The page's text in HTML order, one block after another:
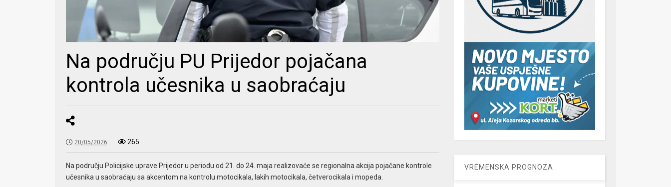
Na području PU Prijedor pojačana
kontrola učesnika u saobraćaju
20/05/2026 265
Na području Policijske uprave Prijedor u periodu od 21. do 24. maja realizovaće se regionalna akcija pojačane kontrole
učesnika u saobraćaju sa akcentom na kontrolu motocikala, lakih motocikala, četverocikala i mopeda.
VREMENSKA PROGNOZA